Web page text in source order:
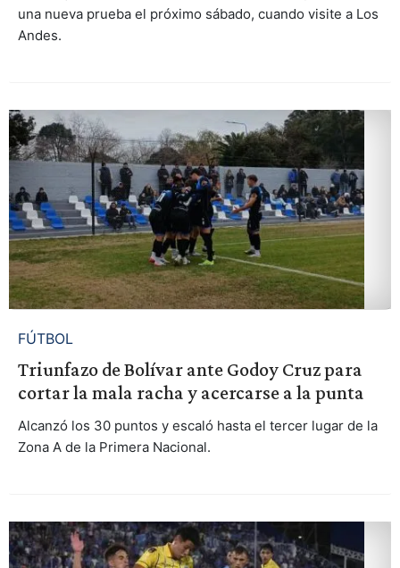
una nueva prueba el próximo sábado, cuando visite a Los
Andes.
FÚTBOL
Triunfazo de Bolívar ante Godoy Cruz para
cortar la mala racha y acercarse a la punta
Alcanzó los 30 puntos y escaló hasta el tercer lugar de la
Zona A de la Primera Nacional.